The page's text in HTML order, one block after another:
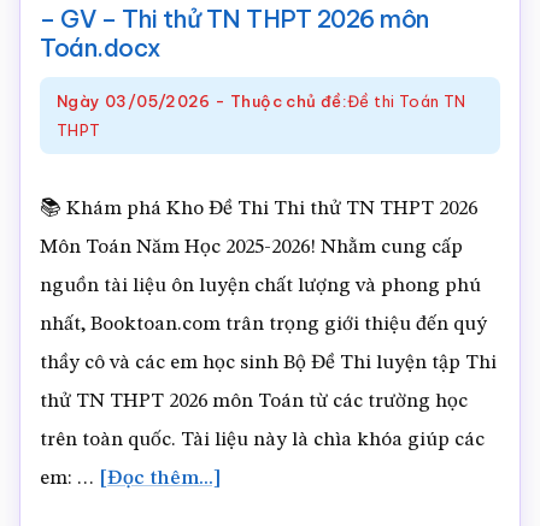
–
thử
TN
2026
Toán.docx
– GV – Thi thử TN THPT 2026 môn
Toán.docx
Ngày 03/05/2026 - Thuộc chủ đề:Đề thi Toán TN
THPT
📚 Khám phá Kho Đề Thi Thi thử TN THPT 2026
Môn Toán Năm Học 2025-2026! Nhằm cung cấp
nguồn tài liệu ôn luyện chất lượng và phong phú
nhất, Booktoan.com trân trọng giới thiệu đến quý
thầy cô và các em học sinh Bộ Đề Thi luyện tập Thi
thử TN THPT 2026 môn Toán từ các trường học
trên toàn quốc. Tài liệu này là chìa khóa giúp các
em: …
[Đọc thêm...]